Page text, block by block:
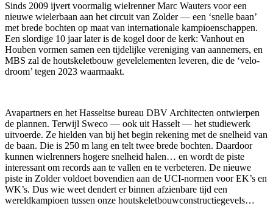
Sinds 2009 ijvert voormalig wielrenner Marc Wauters voor een
nieuwe wielerbaan aan het circuit van Zolder — een ‘snelle baan’
met brede bochten op maat van internationale kampioenschappen.
Een slordige 10 jaar later is de kogel door de kerk: Vanhout en
Houben vormen samen een tijdelijke vereniging van aannemers, en
MBS zal de houtskeletbouw gevelelementen leveren, die de ‘velo-
droom’ tegen 2023 waarmaakt.
Avapartners en het Hasseltse bureau DBV Architecten ontwierpen
de plannen. Terwijl Sweco — ook uit Hasselt — het studiewerk
uitvoerde. Ze hielden van bij het begin rekening met de snelheid van
de baan. Die is 250 m lang en telt twee brede bochten. Daardoor
kunnen wielrenners hogere snelheid halen… en wordt de piste
interessant om records aan te vallen en te verbeteren. De nieuwe
piste in Zolder voldoet bovendien aan de UCI-normen voor EK’s en
WK’s. Dus wie weet dendert er binnen afzienbare tijd een
wereldkampioen tussen onze houtskeletbouwconstructiegevels…